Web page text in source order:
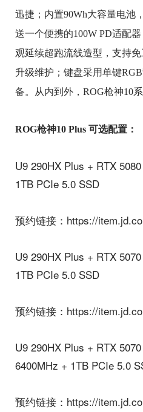
迅捷；内置90Wh大容量电池
送一个便携的100W PD适配
观延续超跑流线造型，支持
升级维护；键盘采用单键
备。从内到外，ROG枪神10
ROG枪神10 Plus 可选配置：
U9 290HX Plus + RTX
1TB PCIe 5.0 SSD
预约链接：https://
U9 290HX Plus + RTX
1TB PCIe 5.0 SSD
预约链接：https://
U9 290HX Plus + RTX
6400MHz + 1TB PCIe 5.0
预约链接：https://